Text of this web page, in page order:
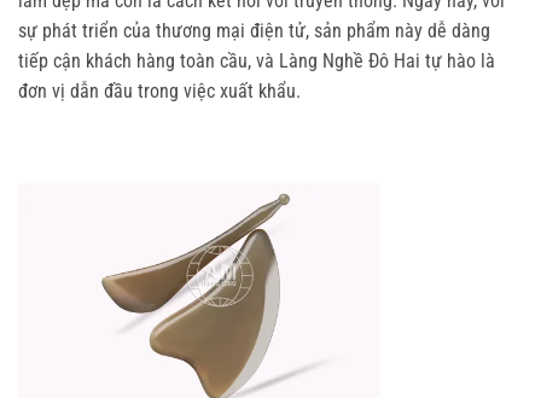
sự phát triển của thương mại điện tử, sản phẩm này dễ dàng
tiếp cận khách hàng toàn cầu, và Làng Nghề Đô Hai tự hào là
đơn vị dẫn đầu trong việc xuất khẩu.